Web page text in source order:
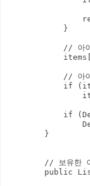
            }
// 아
// 아이
if
if
        }
// 보유한
public